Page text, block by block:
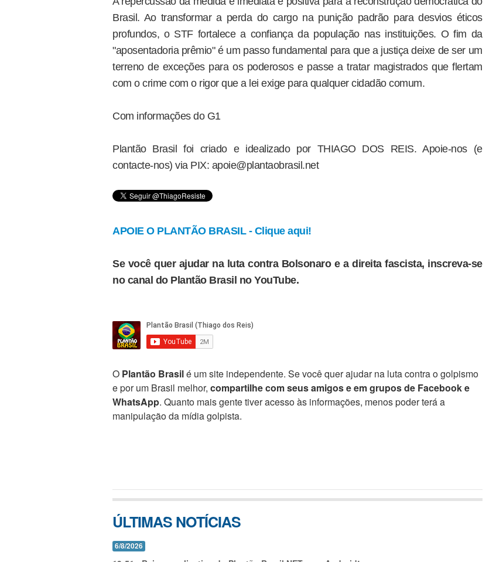
Brasil. Ao transformar a perda do cargo na punição padrão para desvios éticos
profundos, o STF fortalece a confiança da população nas instituições. O fim da
"aposentadoria prêmio" é um passo fundamental para que a justiça deixe de ser um
terreno de exceções para os poderosos e passe a tratar magistrados que flertam
com o crime com o rigor que a lei exige para qualquer cidadão comum.
Com informações do G1
Plantão Brasil foi criado e idealizado por THIAGO DOS REIS. Apoie-nos (e
contacte-nos) via PIX: apoie@plantaobrasil.net
APOIE O PLANTÃO BRASIL - Clique aqui!
Se você quer ajudar na luta contra Bolsonaro e a direita fascista, inscreva-se
no canal do Plantão Brasil no YouTube.
O Plantão Brasilé um site independente. Se você quer ajudar na luta contra o golpismo
e por um Brasil melhor, compartilhe com seus amigos e em grupos de Facebook e
WhatsApp. Quanto mais gente tiver acesso às informações, menos poder terá a
manipulação da mídia golpista.
ÚLTIMAS NOTÍCIAS
6/8/2026